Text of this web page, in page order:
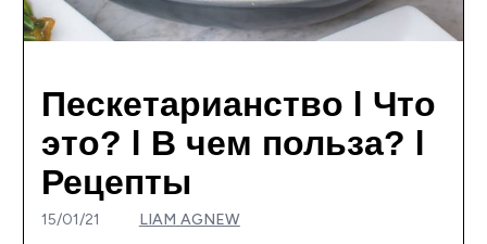
Пескетарианство I Что
это? I В чем польза? I
Рецепты
15/01/21 LIAM AGNEW